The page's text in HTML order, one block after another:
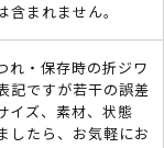
まれません。
れ・保存時の折ジワ
記ですが若干の誤差
イズ、素材、状態
したら、お気軽にお